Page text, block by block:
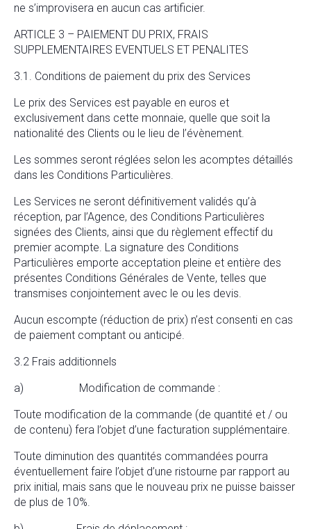
ne s’improvisera en aucun cas artificier.
ARTICLE 3 – PAIEMENT DU PRIX, FRAIS
SUPPLEMENTAIRES EVENTUELS ET PENALITES
3.1. Conditions de paiement du prix des Services
Le prix des Services est payable en euros et
exclusivement dans cette monnaie, quelle que soit la
nationalité des Clients ou le lieu de l’évènement.
Les sommes seront réglées selon les acomptes détaillés
dans les Conditions Particulières.
Les Services ne seront définitivement validés qu’à
réception, par l’Agence, des Conditions Particulières
signées des Clients, ainsi que du règlement effectif du
premier acompte. La signature des Conditions
Particulières emporte acceptation pleine et entière des
présentes Conditions Générales de Vente, telles que
transmises conjointement avec le ou les devis.
Aucun escompte (réduction de prix) n’est consenti en cas
de paiement comptant ou anticipé.
3.2 Frais additionnels
a) Modification de commande :
Toute modification de la commande (de quantité et / ou
de contenu) fera l’objet d’une facturation supplémentaire.
Toute diminution des quantités commandées pourra
éventuellement faire l’objet d’une ristourne par rapport au
prix initial, mais sans que le nouveau prix ne puisse baisser
de plus de 10%.